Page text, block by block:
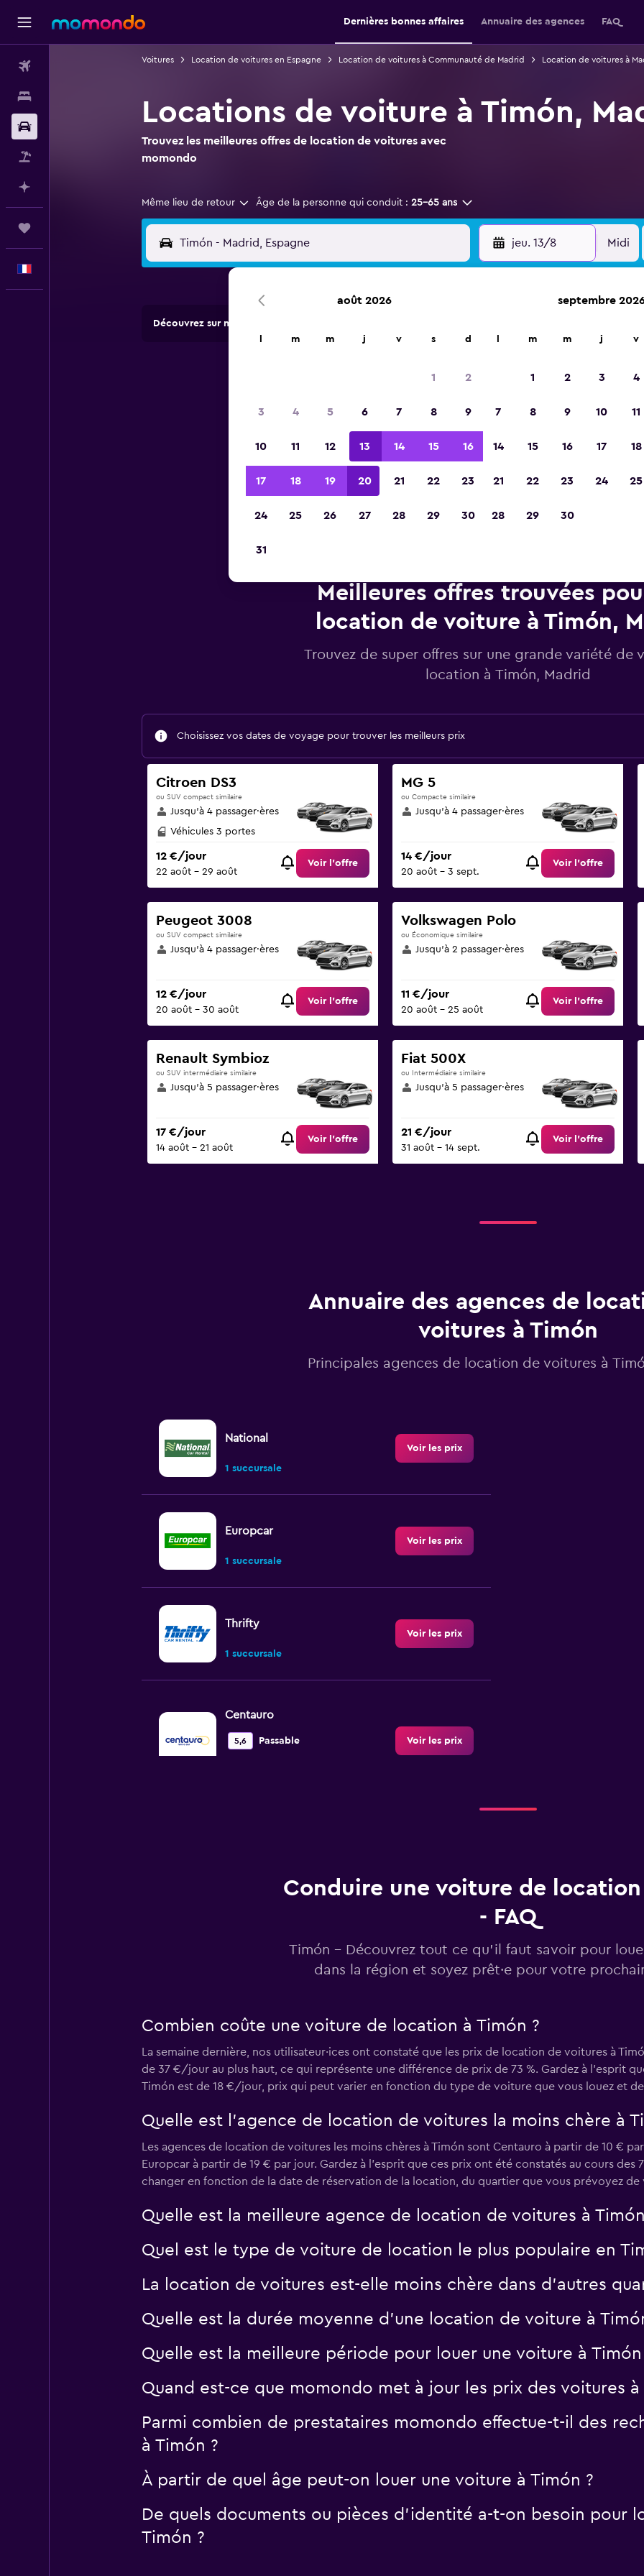
Dernières bonnes affaires Annuaire des agences FAQ
Voitures Location de voitures en Espagne Location de voitures à Communauté de Madrid Location de voitures à
Locations de voiture à Timón,
Trouvez les meilleures offres de location de voitures avec
momondo
Même lieu de retour Âge de la personne qui conduit : 25-65 ans
jeu. 13/8 Midi
Découvrez sur momondo des offres d'agences de location dans plus de 70 000 endroits.
2023
Meilleures offres trouvées
location de voiture à Timón,
Trouvez de super offres sur une grande variété de
location à Timón, Madrid
Choisissez vos dates de voyage pour trouver les meilleurs prix
Citroen DS3
ou SUV compact similaire
Jusqu’à 4 passager·ères
Véhicules 3 portes
12 €/jour
22 août - 29 août
Voir l’offre
MG 5
ou Compacte similaire
Jusqu’à 4 passager·ères
14 €/jour
20 août - 3 sept.
Voir l’offre
Peugeot 3008
ou SUV compact similaire
Jusqu’à 4 passager·ères
12 €/jour
20 août - 30 août
Voir l’offre
Volkswagen Polo
ou Économique similaire
Jusqu’à 2 passager·ères
11 €/jour
20 août - 25 août
Voir l’offre
Renault Symbioz
ou SUV intermédiaire similaire
Jusqu’à 5 passager·ères
17 €/jour
14 août - 21 août
Voir l’offre
Fiat 500X
ou Intermédiaire similaire
Jusqu’à 5 passager·ères
21 €/jour
31 août - 14 sept.
Voir l’offre
Annuaire des agences de
voitures à Timón
Principales agences de location de voitures à
National
1 succursale
Voir les prix
Europcar
1 succursale
Voir les prix
Thrifty
1 succursale
Voir les prix
Centauro
5,6 Passable Voir les prix
Rhodium
1 succursale
Voir les prix
Nomadcar
2 succursales
Voir les prix
Conduire une voiture de location
- FAQ
Timón - Découvrez tout ce qu’il faut savoir pour
dans la région et soyez prêt·e pour votre
Combien coûte une voiture de location à Timón ?
La semaine dernière, nos utilisateur·ices ont constaté que les prix de location de voitures à
de 37 €/jour au plus haut, ce qui représente une différence de prix de 73 %. Gardez à l’esprit
Timón est de 18 €/jour, prix qui peut varier en fonction du type de voiture que vous louez et de
Quelle est l’agence de location de voitures la moins chère à
Les agences de location de voitures les moins chères à Timón sont Centauro à partir de 10 €
Europcar à partir de 19 € par jour. Gardez à l’esprit que ces prix ont été constatés au cours des
changer en fonction de la date de réservation de la location, du quartier que vous prévoyez
Quelle est la meilleure agence de location de voitures à
Quel est le type de voiture de location le plus populaire en
La location de voitures est-elle moins chère dans d’autres
Quelle est la durée moyenne d’une location de voiture à
Quelle est la meilleure période pour louer une voiture à Timón
Quand est-ce que momondo met à jour les prix des voitures à
Parmi combien de prestataires momondo effectue-t-il des
à Timón ?
À partir de quel âge peut-on louer une voiture à Timón ?
De quels documents ou pièces d'identité a-t-on besoin pour
Timón ?
août 2026
m m j v s d
1 2
3 4 5 6 7 8 9
10 11 12 13 14 15 16
17 18 19 20 21 22 23
24 25 26 27 28 29 30
31
septembre
m m j v
1 2 3 4
7 8 9 10 11
14 15 16 17 18
21 22 23 24 25
28 29 30